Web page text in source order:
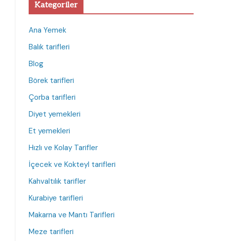
Kategoriler
Ana Yemek
Balık tarifleri
Blog
Börek tarifleri
Çorba tarifleri
Diyet yemekleri
Et yemekleri
Hızlı ve Kolay Tarifler
İçecek ve Kokteyl tarifleri
Kahvaltılık tarifler
Kurabiye tarifleri
Makarna ve Mantı Tarifleri
Meze tarifleri